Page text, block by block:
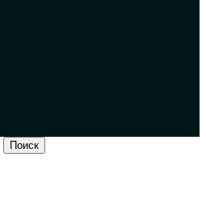
Поиск